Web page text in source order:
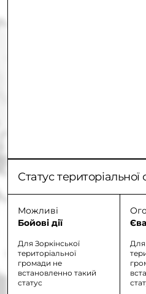
Статус територіальної
Можливі
Бойові дії
Для Зоркінської
територіальної
громади не
встановленно такий
статус
Для